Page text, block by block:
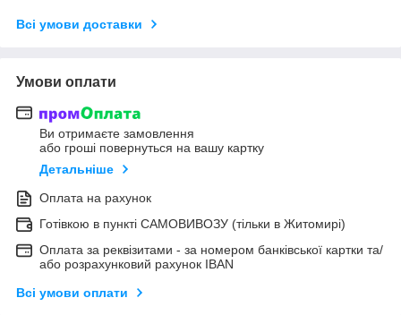
Всі умови доставки
Умови оплати
Ви отримаєте замовлення
або гроші повернуться на вашу картку
Детальніше
Оплата на рахунок
Готівкою в пункті САМОВИВОЗУ (тільки в Житомирі)
Оплата за реквізитами - за номером банківської картки та/
або розрахунковий рахунок IBAN
Всі умови оплати